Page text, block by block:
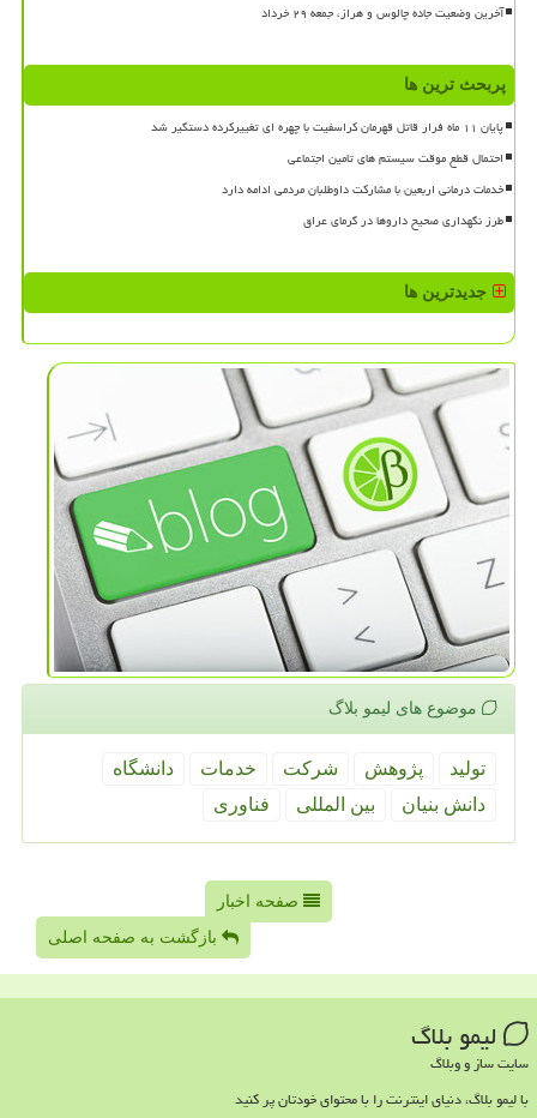
آخرین وضعیت جاده چالوس و هراز، جمعه ۲۹ خرداد
پربحث ترین ها
پایان ۱۱ ماه فرار قاتل قهرمان کراسفیت با چهره ای تغییرکرده دستگیر شد
احتمال قطع موقت سیستم های تامین اجتماعی
خدمات درمانی اربعین با مشارکت داوطلبان مردمی ادامه دارد
طرز نگهداری صحیح داروها در گرمای عراق
جدیدترین ها
موضوع های لیمو بلاگ
تولید پژوهش شركت خدمات
دانشگاه
دانش بنیان
بین المللی فناوری
صفحه اخبار
بازگشت به صفحه اصلی
لیمو بلاگ
سایت ساز و وبلاگ
با لیمو بلاگ، دنیای اینترنت را با محتوای خودتان پر کنید